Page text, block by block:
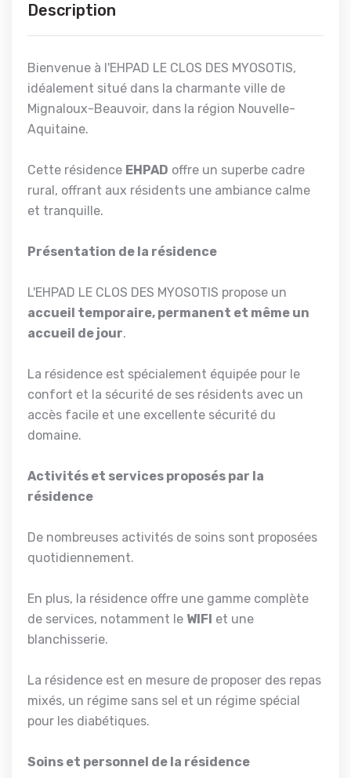
Description
Bienvenue à l'EHPAD LE CLOS DES MYOSOTIS,
idéalement situé dans la charmante ville de
Mignaloux-Beauvoir, dans la région Nouvelle-
Aquitaine.
Cette résidence EHPAD offre un superbe cadre
rural, offrant aux résidents une ambiance calme
et tranquille.
Présentation de la résidence
L'EHPAD LE CLOS DES MYOSOTIS propose un
accueil temporaire, permanent et même un
accueil de jour.
La résidence est spécialement équipée pour le
confort et la sécurité de ses résidents avec un
accès facile et une excellente sécurité du
domaine.
Activités et services proposés par la
résidence
De nombreuses activités de soins sont proposées
quotidiennement.
En plus, la résidence offre une gamme complète
de services, notamment le WIFI et une
blanchisserie.
La résidence est en mesure de proposer des repas
mixés, un régime sans sel et un régime spécial
pour les diabétiques.
Soins et personnel de la résidence